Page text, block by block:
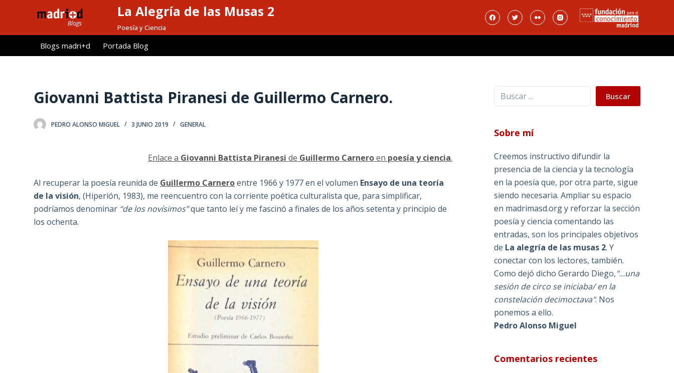
l
La Alegría de las Musas 2
Poesía y Ciencia
Blogs madri+d Portada Blog
Giovanni Battista Piranesi de Guillermo Carnero.
PEDRO ALONSO MIGUEL 3 JUNIO 2019 GENERAL
Enlace a Giovanni Battista Piranesi de Guillermo Carneroen poesía y ciencia.
Al recuperar la poesía reunida de Guillermo Carneroentre 1966 y 1977 en el volumen Ensayo de una teoría
de la visión, (Hiperión, 1983), me reencuentro con la corriente poética culturalista que, para simplificar,
podríamos denominar “de los novísimos”que tanto leí y me fascinó a finales de los años setenta y principio de
los ochenta.
Buscar Buscar
Sobre mí
Creemos instructivo difundir la
presencia de la ciencia y la tecnología
en la poesía que, por otra parte, sigue
siendo necesaria. Ampliar su espacio
en madrimasd.org y reforzar la sección
poesía y ciencia comentando las
entradas, son los principales objetivos
de La alegría de las musas 2. Y
conectar con los lectores, también.
Como dejó dicho Gerardo Diego,"...una
sesión de circo se iniciaba/ en la
constelación decimoctava". Nos
ponemos a ello.
Pedro Alonso Miguel
Comentarios recientes